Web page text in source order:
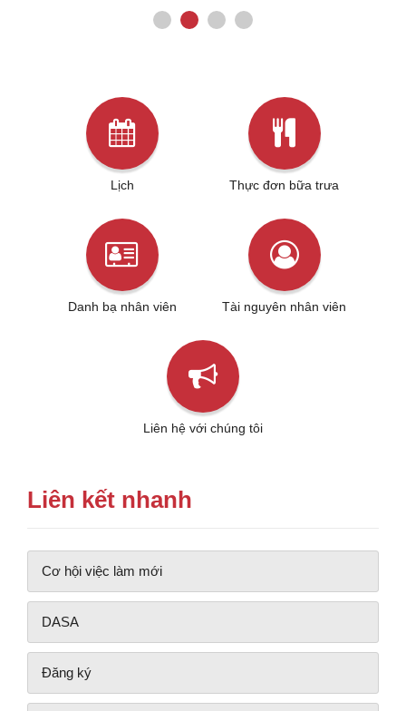
Lịch Thực đơn bữa trưa
Danh bạ nhân viên Tài nguyên nhân viên
Liên hệ với chúng tôi
Liên kết nhanh
Cơ hội việc làm mới
DASA
Đăng ký